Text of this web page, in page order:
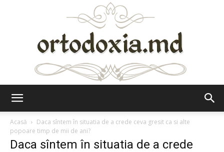
Acasă
Daca sîntem în situatia de a crede ceva gresit ca si alte
popoare timp de mii de ani?
Daca sîntem în situatia de a crede